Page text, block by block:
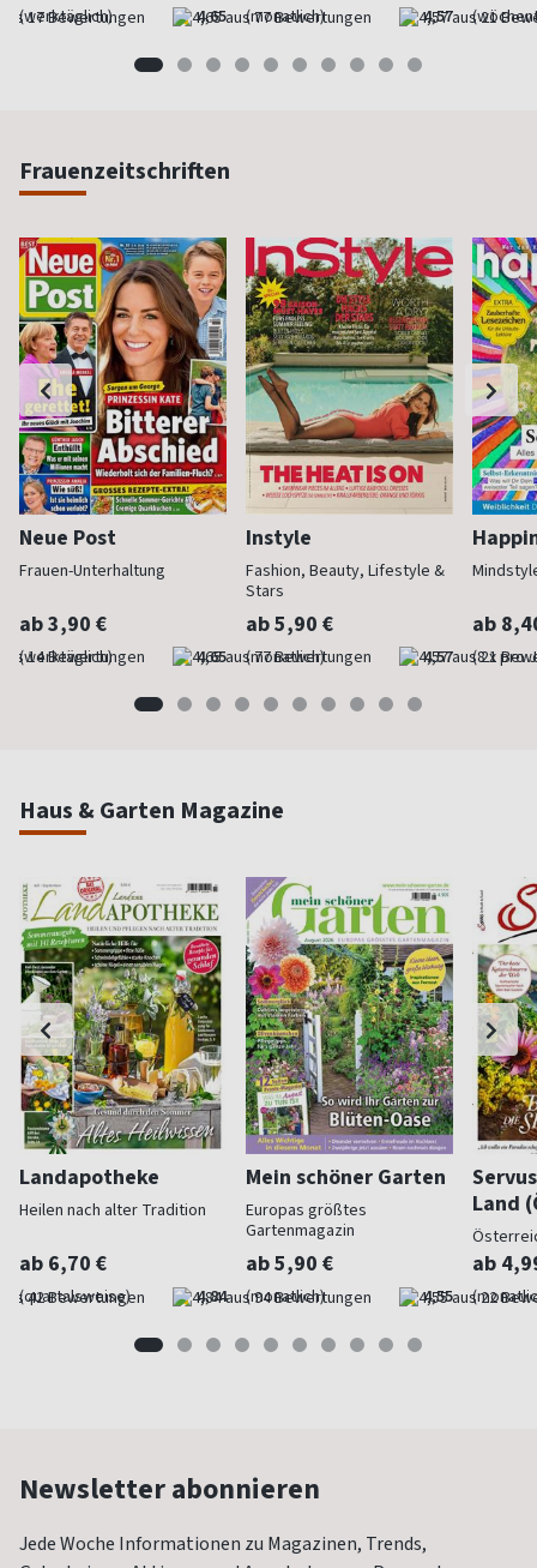
(werktäglich) 4,65 (monatlich) 4,57
Frauenzeitschriften
Neue Post
Frauen-Unterhaltung
ab 3,90 €
(werktäglich) 4,65
Instyle
Fashion, Beauty, Lifestyle &
Stars
ab 5,90 €
(monatlich) 4,57
ab
(8 x pro
Haus & Garten Magazine
Landapotheke
Heilen nach alter Tradition
ab 6,70 €
(quartalsweise) 4,84
Mein schöner Garten
Europas größtes
Gartenmagazin
ab 5,90 €
(monatlich) 4,55
Land
ab
Newsletter abonnieren
Jede Woche Informationen zu Magazinen, Trends,